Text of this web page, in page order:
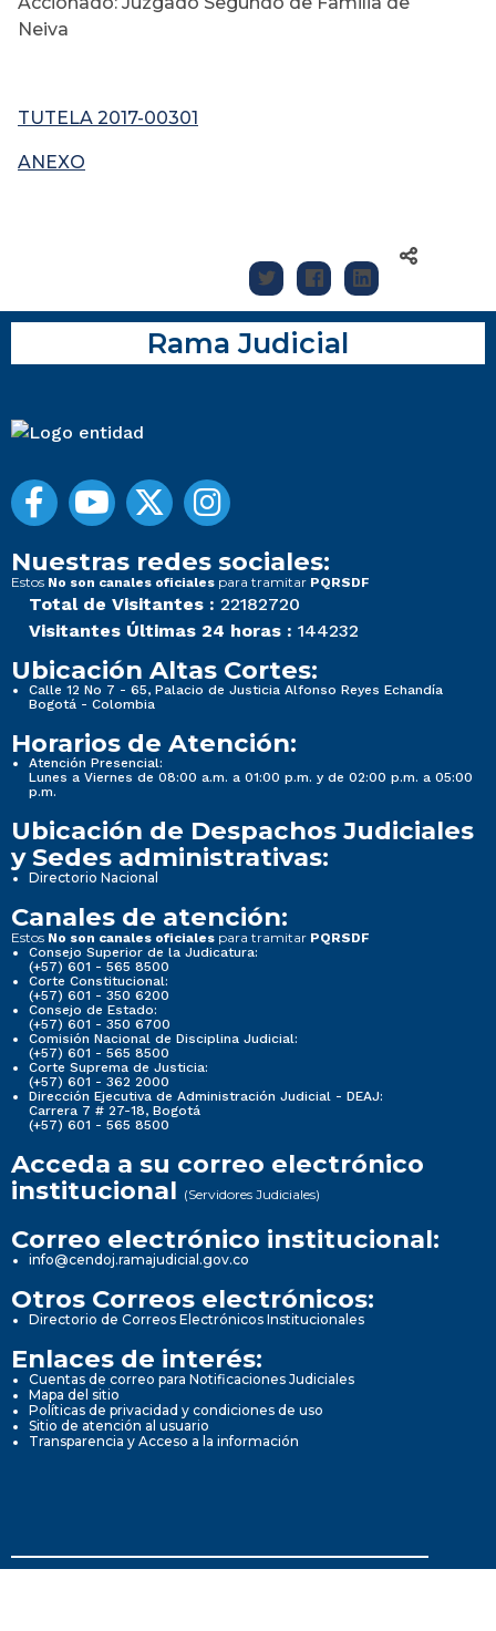
Neiva
TUTELA 2017-00301
ANEXO
Rama Judicial
Nuestras redes sociales:
Estos No son canales oficiales para tramitar PQRSDF
Total de Visitantes : 22182720
Visitantes Últimas 24 horas : 144232
Ubicación Altas Cortes:
Calle 12 No 7 - 65, Palacio de Justicia Alfonso Reyes Echandía
Bogotá - Colombia
Horarios de Atención:
Atención Presencial:
Lunes a Viernes de 08:00 a.m. a 01:00 p.m. y de 02:00 p.m. a 05:00
p.m.
Ubicación de Despachos Judiciales
y Sedes administrativas:
Directorio Nacional
Canales de atención:
Estos No son canales oficiales para tramitar PQRSDF
Consejo Superior de la Judicatura:
(+57) 601 - 565 8500
Corte Constitucional:
(+57) 601 - 350 6200
Consejo de Estado:
(+57) 601 - 350 6700
Comisión Nacional de Disciplina Judicial:
(+57) 601 - 565 8500
Corte Suprema de Justicia:
(+57) 601 - 362 2000
Dirección Ejecutiva de Administración Judicial - DEAJ:
Carrera 7 # 27-18, Bogotá
(+57) 601 - 565 8500
Acceda a su correo electrónico
institucional (Servidores Judiciales)
Correo electrónico institucional:
info@cendoj.ramajudicial.gov.co
Otros Correos electrónicos:
Directorio de Correos Electrónicos Institucionales
Enlaces de interés:
Cuentas de correo para Notificaciones Judiciales
Mapa del sitio
Políticas de privacidad y condiciones de uso
Sitio de atención al usuario
Transparencia y Acceso a la información